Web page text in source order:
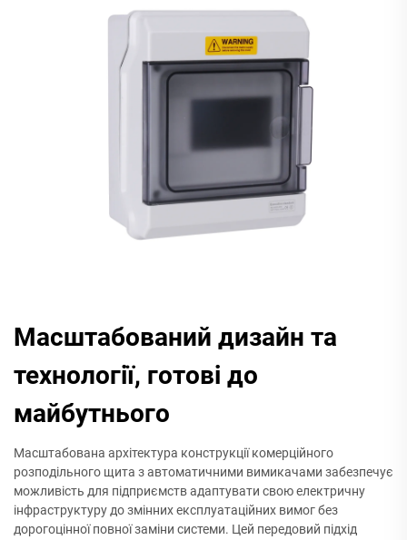
Масштабований дизайн та
технології, готові до
майбутнього
Масштабована архітектура конструкції комерційного
розподільного щита з автоматичними вимикачами забезпечує
можливість для підприємств адаптувати свою електричну
інфраструктуру до змінних експлуатаційних вимог без
дорогоцінної повної заміни системи. Цей передовий підхід